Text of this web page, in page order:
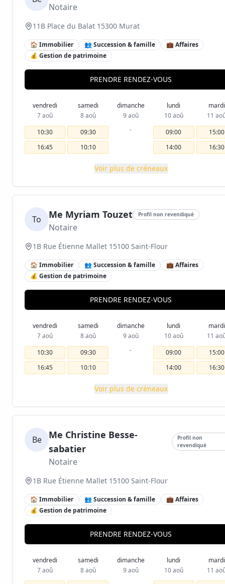
Notaire
11B Place du Balat 15300 Murat
🏠 Immobilier 👥 Succession & famille
💼 Affaires
💰 Gestion de patrimoine
PRENDRE RENDEZ-VOUS
vendredi
7 aoû
10:30
16:45
samedi
8 aoû
09:30
10:10
dimanche
9 aoû
-
lundi
10 aoû
09:00
14:00
mardi
11
15:00
16:30
Voir plus de créneaux
To Me Myriam Touzet Profil non revendiqué
Notaire
1B Rue Étienne Mallet 15100 Saint-Flour
🏠 Immobilier 👥 Succession & famille
💼 Affaires
💰 Gestion de patrimoine
PRENDRE RENDEZ-VOUS
vendredi
7 aoû
10:30
16:45
samedi
8 aoû
09:30
10:10
dimanche
9 aoû
-
lundi
10 aoû
09:00
14:00
mardi
11
15:00
16:30
Voir plus de créneaux
Be
Me Christine Besse-
sabatier
Profil non
revendiqué
Notaire
1B Rue Étienne Mallet 15100 Saint-Flour
🏠 Immobilier 👥 Succession & famille
💼 Affaires
💰 Gestion de patrimoine
PRENDRE RENDEZ-VOUS
vendredi
7 aoû
samedi
8 aoû
dimanche
9 aoû
lundi
10 aoû
mardi
11